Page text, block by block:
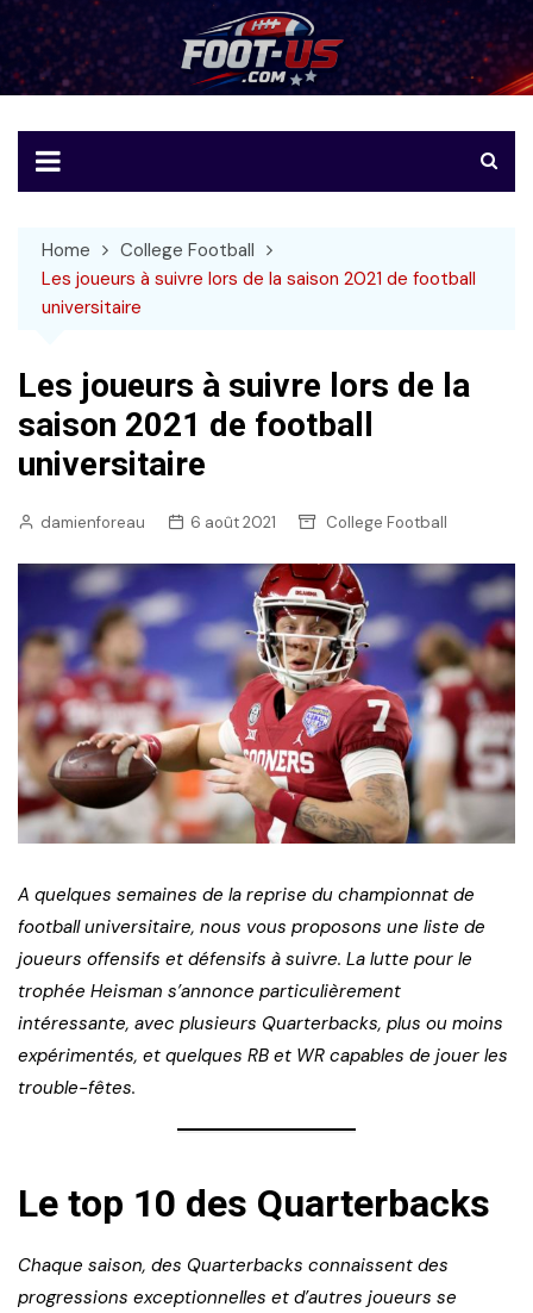
to
content
Foot-US
Le football américain en français
Home
College Football
Les joueurs à suivre lors de la saison 2021 de football
universitaire
Les joueurs à suivre lors de la
saison 2021 de football
universitaire
damienforeau 6 août 2021 College Football
A quelques semaines de la reprise du championnat de
football universitaire, nous vous proposons une liste de
joueurs offensifs et défensifs à suivre. La lutte pour le
trophée Heisman s’annonce particulièrement
intéressante, avec plusieurs Quarterbacks, plus ou moins
expérimentés, et quelques RB et WR capables de jouer les
trouble-fêtes.
Le top 10 des Quarterbacks
Chaque saison, des Quarterbacks connaissent des
progressions exceptionnelles et d’autres joueurs se